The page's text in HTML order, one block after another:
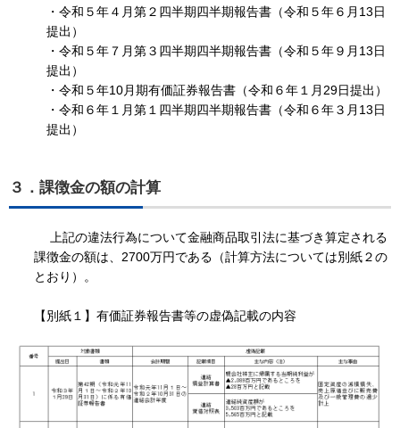
・令和５年４月第２四半期四半期報告書（令和５年６月13日
提出）
・令和５年７月第３四半期四半期報告書（令和５年９月13日
提出）
・令和５年10月期有価証券報告書（令和６年１月29日提出）
・令和６年１月第１四半期四半期報告書（令和６年３月13日
提出）
３．課徴金の額の計算
上記の違法行為について金融商品取引法に基づき算定される
課徴金の額は、2700万円である（計算方法については別紙２の
とおり）。
【別紙１】有価証券報告書等の虚偽記載の内容